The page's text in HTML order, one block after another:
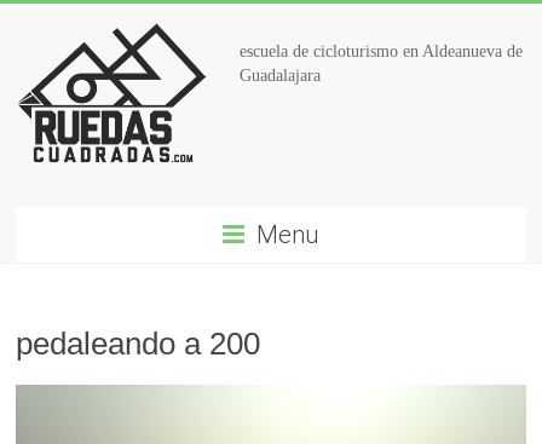
escuela de cicloturismo en Aldeanueva de
Guadalajara
Menu
pedaleando a 200